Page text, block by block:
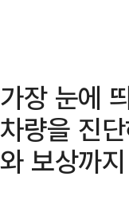
가장 눈에
차량을 진
와 보상까